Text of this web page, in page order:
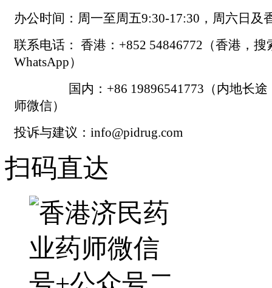
办公时间：周一至周五9:30-17:30，周六日及
联系电话： 香港：+852 54846772（香港，搜
WhatsApp）
国内：+86 19896541773（内地长途
师微信）
投诉与建议：info@pidrug.com
扫码直达